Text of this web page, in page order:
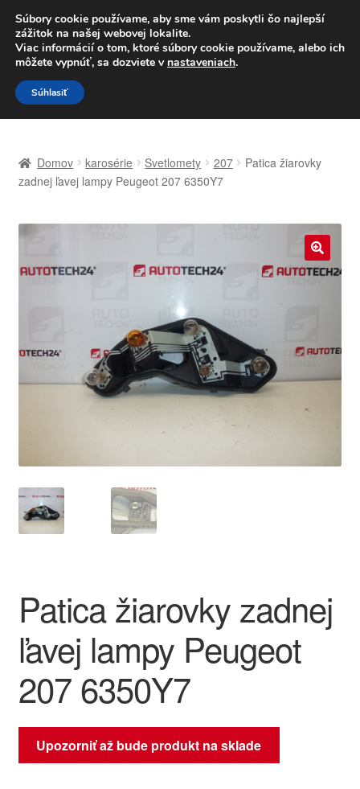
DOPRAVA od 6 EUR
Po–Pi 09:00–16:00 233 221 276
Preskočiť
na
navigáciu
Preskočiť
na
obsah
Celosvetová preprava
Môj účet
O nás
Obchodné podmienky
Platby
Reklamace
Reklamačný poriadok
Domov karosérie Svetlomety 207
Patica žiarovky
zadnej ľavej lampy Peugeot 207 6350Y7
🔍
Patica žiarovky zadnej
ľavej lampy Peugeot
207 6350Y7
Upozorniť až bude produkt na sklade
Súbory cookie používame, aby sme vám poskytli čo najlepší
zážitok na našej webovej lokalite.
Viac informácií o tom, ktoré súbory cookie používame, alebo ich
môžete vypnúť, sa dozviete v nastaveniach.
Súhlasiť